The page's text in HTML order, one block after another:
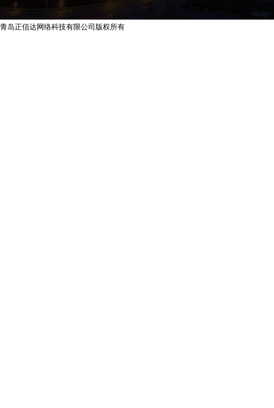
青岛正信达网络科技有限公司版权所有